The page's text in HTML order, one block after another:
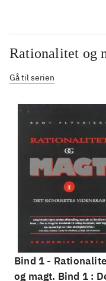
Rationalitet og
Gå til serien
Bind 1 -
og magt. Bind 1 :